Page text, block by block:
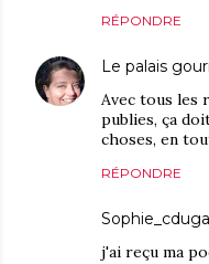
RÉPONDRE
Le palais
Avec tous les
publies, ça
choses, en
RÉPONDRE
j'ai reçu ma